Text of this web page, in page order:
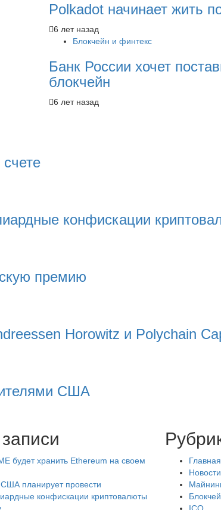
Polkadot начинает жить
6 лет назад
Блокчейн и финтекс
Банк России хочет
блокчейн
6 лет назад
конфискации
премию
Horowitz и Polychain
США
будет хранить Ethereum на своем
планирует провести
конфискации криптовалюты
Главная